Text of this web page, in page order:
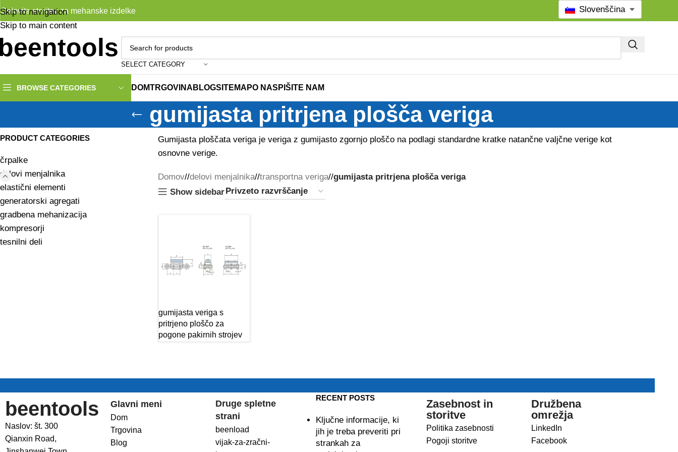
Skip to navigation
Skip to main content
Celovita storitev za mehanske izdelke
SELECT CATEGORY
BROWSE CATEGORIES DOMTRGOVINA BLOGSITEMAPO NAS PIŠITE NAM
Slovenščina
gumijasta pritrjena plošča veriga
PRODUCT CATEGORIES
črpalke
delovi menjalnika
elastični elementi
generatorski agregati
gradbena mehanizacija
kompresorji
tesnilni deli
Gumijasta ploščata veriga je veriga z gumijasto zgornjo ploščo na podlagi standardne kratke natančne valjčne verige kot
osnovne verige.
Domov/ delovi menjalnika/ transportna veriga/ gumijasta pritrjena plošča veriga
Show sidebar
gumijasta veriga s
pritrjeno ploščo za
pogone pakirnih strojev
beentools
Naslov: št. 300
Qianxin Road,
Glavni meni
Dom
Trgovina
Blog
Druge spletne
strani
beenload
vijak-za-zračni-
RECENT POSTS
Ključne informacije, ki
jih je treba preveriti pri
strankah za
Zasebnost in
storitve
Politika zasebnosti
Pogoji storitve
Družbena
omrežja
LinkedIn
Facebook